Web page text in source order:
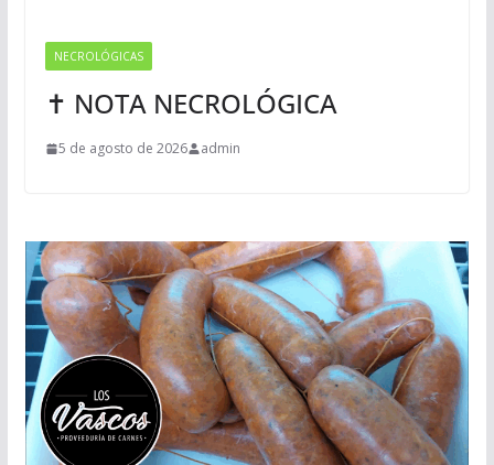
NECROLÓGICAS
✝ NOTA NECROLÓGICA
5 de agosto de 2026 admin